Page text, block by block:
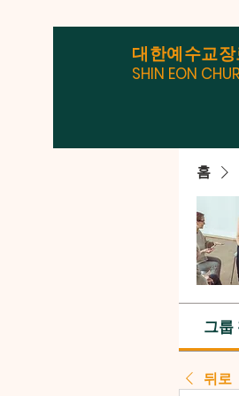
대한예수교
SHIN EON
홈
그룹
뒤로